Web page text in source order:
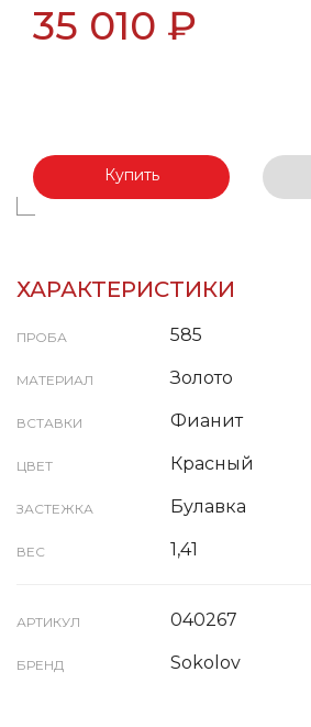
35 010 ₽
Купить
ХАРАКТЕРИСТИКИ
ПРОБА 585
МАТЕРИАЛ Золото
ВСТАВКИ Фианит
ЦВЕТ Красный
ЗАСТЕЖКА Булавка
ВЕС 1,41
АРТИКУЛ 040267
БРЕНД Sokolov